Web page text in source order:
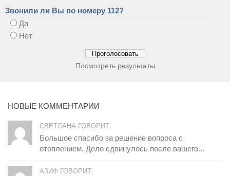
Звонили ли Вы по номеру 112?
Да
Нет
Посмотреть результаты
НОВЫЕ КОММЕНТАРИИ
СВЕТЛАНА ГОВОРИТ:
Большое спасибо за решение вопроса с
отоплением. Дело сдвинулось после вашего...
АЗИФ ГОВОРИТ: